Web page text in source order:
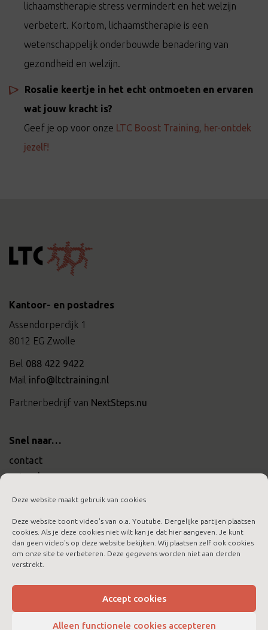
Deze website maakt gebruik van cookies
Deze website toont video's van o.a. Youtube. Dergelijke partijen plaatsen
cookies. Als je deze cookies niet wilt kan je dat hier aangeven. Je kunt
dan geen video's op deze website bekijken. Wij plaatsen zelf ook cookies
om onze site te verbeteren. Deze gegevens worden niet aan derden
verstrekt.
Accept cookies
Alleen functionele cookies accepteren
lichaamstherapie stress vermindert en het welzijn
verbetert. Kortom, lichaamstherapie is een
wetenschappelijk onderbouwde benadering van
gezondheid en welzijn.
Rosalie keertje in het echt ontmoeten en ervaren
wat jouw kracht is?
Geef je op voor onze LTC Boost Training, her-ontdek
jezelf!
Kantoor- en postadres
Assendorperdijk 1
8012 EG Zwolle
Bel 088 422 9422
Mail info@ltctraining.nl
Partnerbedrijf van NextSteps.nu
Snel naar…
contact
actueel
aanmelden nieuwsbrief
disclaimer
privacybeleid